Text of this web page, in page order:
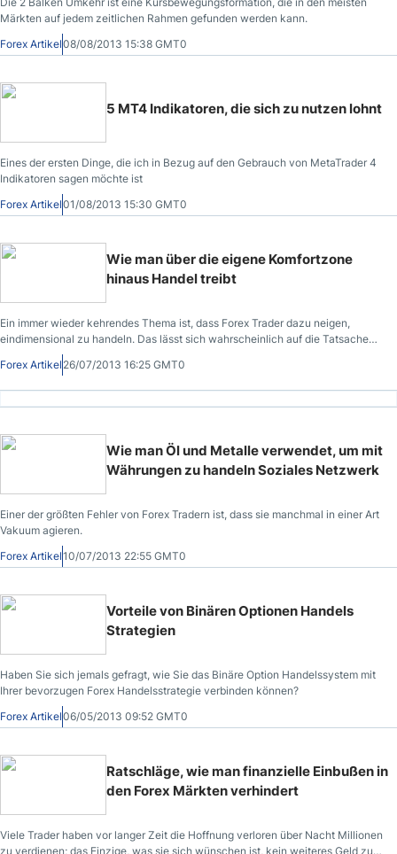
Märkten auf jedem zeitlichen Rahmen gefunden werden kann.
Forex Artikel08/08/2013 15:38 GMT0
5 MT4 Indikatoren, die sich zu nutzen lohnt
Eines der ersten Dinge, die ich in Bezug auf den Gebrauch von MetaTrader 4
Indikatoren sagen möchte ist
Forex Artikel01/08/2013 15:30 GMT0
Wie man über die eigene Komfortzone
hinaus Handel treibt
Ein immer wieder kehrendes Thema ist, dass Forex Trader dazu neigen,
eindimensional zu handeln. Das lässt sich wahrscheinlich auf die Tatsache
zurückführen, dass man ihnen oft beim Währungshandel das Blaue vom
Himmel verkauft. Die Werbung suggeriert ihnen, dass es für den Handel keine
Devisenhandel zu investieren, aber in Verbindung mit Währungen kann dieser
Handel ziemlich erfolgreich sein im Gegensatz zu der ausschließlichen
Anwendung dieser Märkte.
Forex Artikel 26/07/2013 16:25 GMT0
Wie man Öl und Metalle verwendet, um mit
Währungen zu handeln Soziales Netzwerk
Einer der größten Fehler von Forex Tradern ist, dass sie manchmal in einer Art
Vakuum agieren.
Forex Artikel10/07/2013 22:55 GMT0
Vorteile von Binären Optionen Handels
Strategien
Haben Sie sich jemals gefragt, wie Sie das Binäre Option Handelssystem mit
Ihrer bevorzugen Forex Handelsstrategie verbinden können?
Forex Artikel06/05/2013 09:52 GMT0
Ratschläge, wie man finanzielle Einbußen in
den Forex Märkten verhindert
Viele Trader haben vor langer Zeit die Hoffnung verloren über Nacht Millionen
zu verdienen; das Einzige, was sie sich wünschen ist, kein weiteres Geld zu